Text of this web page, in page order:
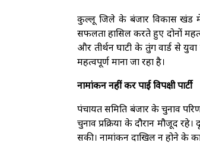
कुल्लू जिले के बंजार विकास खंड में
सफलता हासिल करते हुए दोनों
और तीर्थन घाटी के तुंग वार्ड से युवा
महत्वपूर्ण माना जा रहा है।
नामांकन नहीं कर पाई विपक्षी पार्टी
पंचायत समिति बंजार के चुनाव
चुनाव प्रक्रिया के दौरान मौजूद
सकी। नामांकन दाखिल न होने के